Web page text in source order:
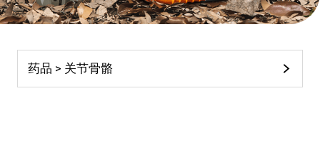
药品 > 关节骨骼